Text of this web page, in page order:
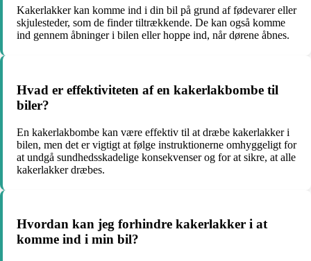
Kakerlakker kan komme ind i din bil på grund af fødevarer eller
skjulesteder, som de finder tiltrækkende. De kan også komme
ind gennem åbninger i bilen eller hoppe ind, når dørene åbnes.
Hvad er effektiviteten af en kakerlakbombe til
biler?
En kakerlakbombe kan være effektiv til at dræbe kakerlakker i
bilen, men det er vigtigt at følge instruktionerne omhyggeligt for
at undgå sundhedsskadelige konsekvenser og for at sikre, at alle
kakerlakker dræbes.
Hvordan kan jeg forhindre kakerlakker i at
komme ind i min bil?